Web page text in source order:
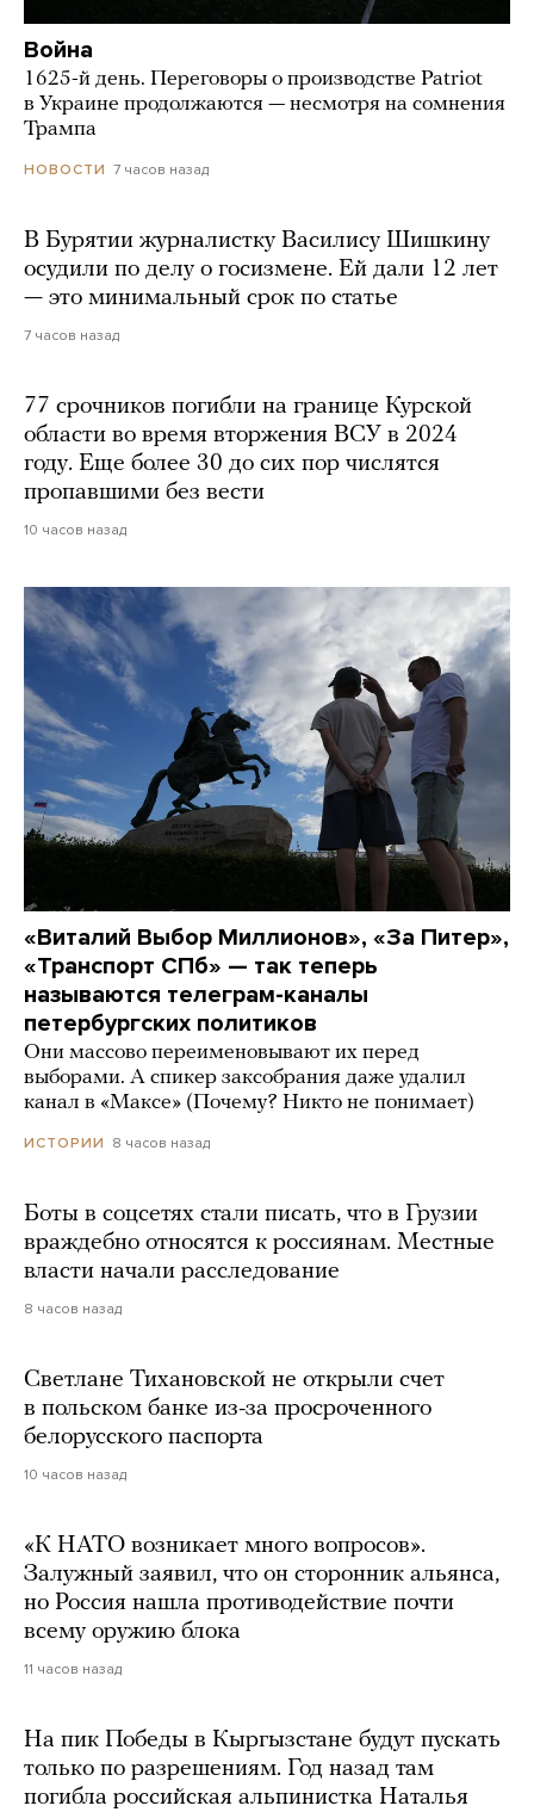
Война
1625-й день. Переговоры о производстве Patriot
в Украине продолжаются — несмотря на сомнения
Трампа
НОВОСТИ 7 часов назад
В Бурятии журналистку Василису Шишкину
осудили по делу о госизмене. Ей дали 12 лет
— это минимальный срок по статье
7 часов назад
77 срочников погибли на границе Курской
области во время вторжения ВСУ в 2024
году. Еще более 30 до сих пор числятся
пропавшими без вести
10 часов назад
«Виталий Выбор Миллионов», «За Питер»,
«Транспорт СПб» — так теперь
называются телеграм-каналы
петербургских политиков
Они массово переименовывают их перед
выборами. А спикер заксобрания даже удалил
канал в «Максе» (Почему? Никто не понимает)
ИСТОРИИ 8 часов назад
Боты в соцсетях стали писать, что в Грузии
враждебно относятся к россиянам. Местные
власти начали расследование
8 часов назад
Светлане Тихановской не открыли счет
в польском банке из-за просроченного
белорусского паспорта
10 часов назад
«К НАТО возникает много вопросов».
Залужный заявил, что он сторонник альянса,
но Россия нашла противодействие почти
всему оружию блока
11 часов назад
На пик Победы в Кыргызстане будут пускать
только по разрешениям. Год назад там
погибла российская альпинистка Наталья